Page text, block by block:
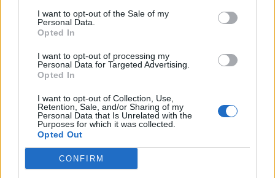
I want to opt-out of the Sale of my
Personal Data.
Opted In
I want to opt-out of processing my
Personal Data for Targeted Advertising.
Opted In
I want to opt-out of Collection, Use,
Retention, Sale, and/or Sharing of my
Personal Data that Is Unrelated with the
Purposes for which it was collected.
Opted Out
CONFIRM